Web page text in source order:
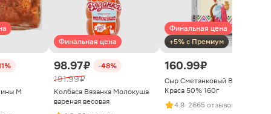
М
Финальная цена
98.97 ₽ -48%
191.99 ₽
Колбаса Вязанка Молокуша
вареная весовая
Финальная цена
+5% с Премиум
160.99 ₽
Сыр Сметанковый Варвара
Краса 50% 160г
4.8· 2665 отзывов